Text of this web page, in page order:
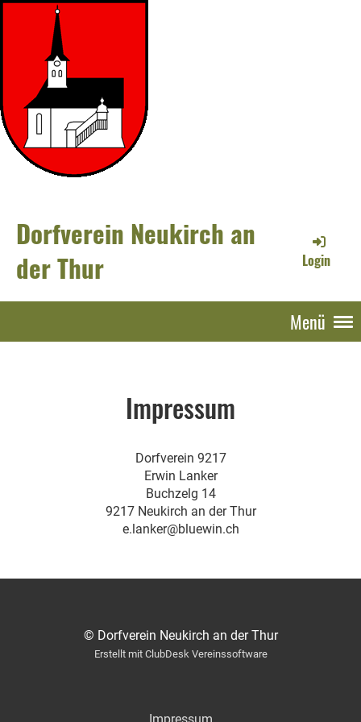
Dorfverein Neukirch an
der Thur
Login
Menü
Impressum
Dorfverein 9217
Erwin Lanker
Buchzelg 14
9217 Neukirch an der Thur
e.lanker@bluewin.ch
© Dorfverein Neukirch an der Thur
Erstellt mit ClubDesk Vereinssoftware